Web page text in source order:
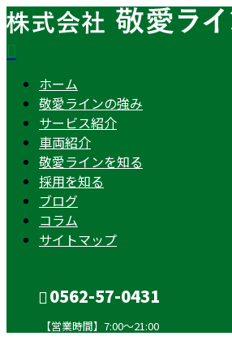
ホーム
敬愛ラインの強み
サービス紹介
車両紹介
敬愛ラインを知る
採用を知る
ブログ
コラム
サイトマップ
0562-57-0431
【営業時間】7:00～21:00